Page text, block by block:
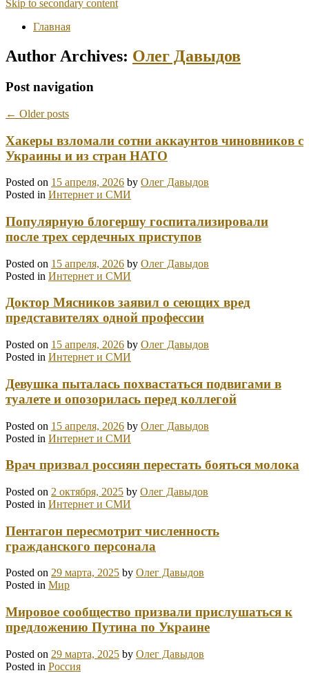
Skip to secondary content
Главная
Author Archives: Олег Давыдов
Post navigation
← Older posts
Хакеры взломали сотни аккаунтов чиновников с
Украины и из стран НАТО
Posted on 15 апреля, 2026 by Олег Давыдов
Posted in Интернет и СМИ
Популярную блогершу госпитализировали
после трех сердечных приступов
Posted on 15 апреля, 2026 by Олег Давыдов
Posted in Интернет и СМИ
Доктор Мясников заявил о сеющих вред
представителях одной профессии
Posted on 15 апреля, 2026 by Олег Давыдов
Posted in Интернет и СМИ
Девушка пыталась похвастаться подвигами в
туалете и опозорилась перед коллегой
Posted on 15 апреля, 2026 by Олег Давыдов
Posted in Интернет и СМИ
Врач призвал россиян перестать бояться молока
Posted on 2 октября, 2025 by Олег Давыдов
Posted in Интернет и СМИ
Пентагон пересмотрит численность
гражданского персонала
Posted on 29 марта, 2025 by Олег Давыдов
Posted in Мир
Мировое сообщество призвали прислушаться к
предложению Путина по Украине
Posted on 29 марта, 2025 by Олег Давыдов
Posted in Россия